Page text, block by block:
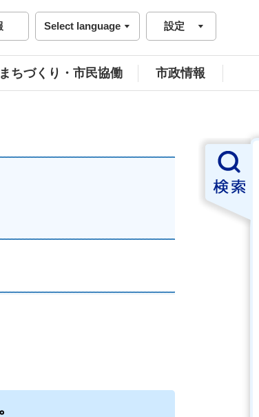
Select language 設定
まちづくり・市民協働 市政情報